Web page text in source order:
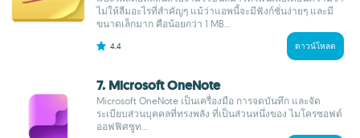
ไม่ให้ลืมอะไรที่สำคัญๆ แม้ว่าแอพนี้จะมีฟังก์ชั่นง่ายๆ และมี
ขนาดเล็กมาก คือน้อยกว่า 1 MB...
4.4 ดาวน์โหลด
7. Microsoft OneNote
Microsoft OneNote เป็นเครื่องมือ การจดบันทึก และจัด
ระเบียบส่วนบุคคลที่ทรงพลัง ที่เป็นส่วนหนึ่งของ ไมโครซอฟต์
ออฟฟิศซูท...